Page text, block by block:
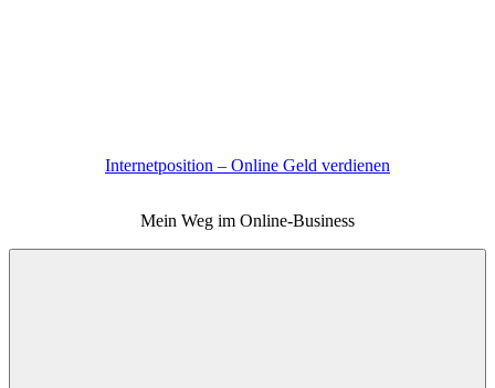
Internetposition – Online Geld verdienen
Mein Weg im Online-Business